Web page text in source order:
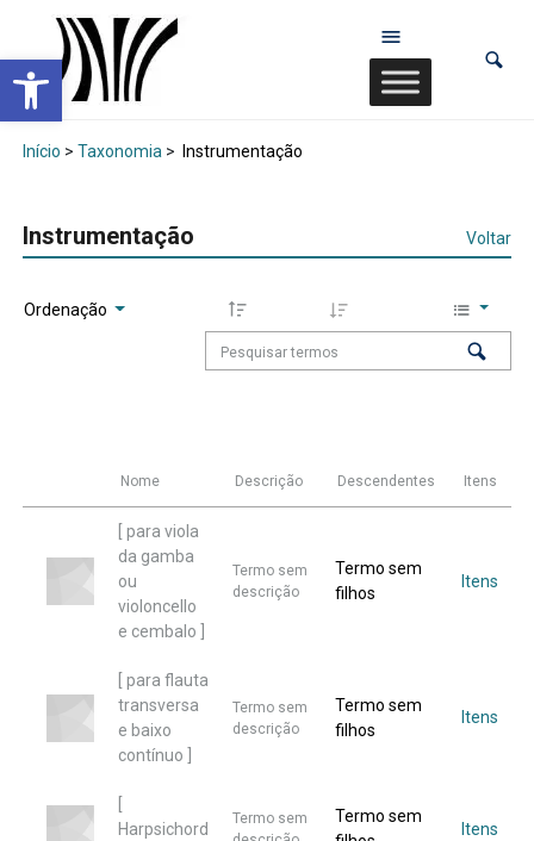
Abrir a barra de ferramentas
Início > Taxonomia > Instrumentação
Instrumentação Voltar
Ordenação
Nome Descrição Descendentes Itens
[ para viola
da gamba
ou
violoncello
e cembalo ]
Termo sem
descrição
Termo sem
filhos
Itens
[ para flauta
transversa
e baixo
contínuo ]
Termo sem
descrição
Termo sem
filhos
Itens
Harpsichord
Termo sem
Termo sem
Itens